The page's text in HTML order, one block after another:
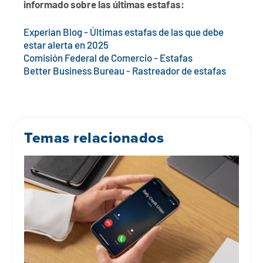
informado sobre las últimas estafas:
Experian Blog - Últimas estafas de las que debe
estar alerta en 2025
Comisión Federal de Comercio - Estafas
Better Business Bureau - Rastreador de estafas
Temas relacionados